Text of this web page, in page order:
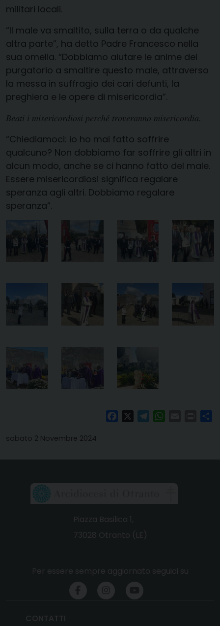
militari locali.
“Il male va smaltito, sulla terra o da qualche
altra parte”, ha detto Padre Francesco nella
sua omelia. “Dobbiamo aiutare le anime del
purgatorio a smaltire questo male, attraverso
la messa in suffragio dei cari defunti, la
preghiera e le opere di misericordia”.
𝐵𝑒𝑎𝑡𝑖 𝑖 𝑚𝑖𝑠𝑒𝑟𝑖𝑐𝑜𝑟𝑑𝑖𝑜𝑠𝑖 𝑝𝑒𝑟𝑐ℎ𝑒́ 𝑡𝑟𝑜𝑣𝑒𝑟𝑎𝑛𝑛𝑜 𝑚𝑖𝑠𝑒𝑟𝑖𝑐𝑜𝑟𝑑𝑖𝑎.
“Chiediamoci: io ho mai fatto soffrire
qualcuno? Non dobbiamo far soffrire gli altri in
alcun modo, anche se ci hanno fatto del male.
Essere misericordiosi significa regalare
speranza agli altri. Dobbiamo regalare
speranza”.
FacebookTelegramWhatsAppPrint
sabato 2 Novembre 2024